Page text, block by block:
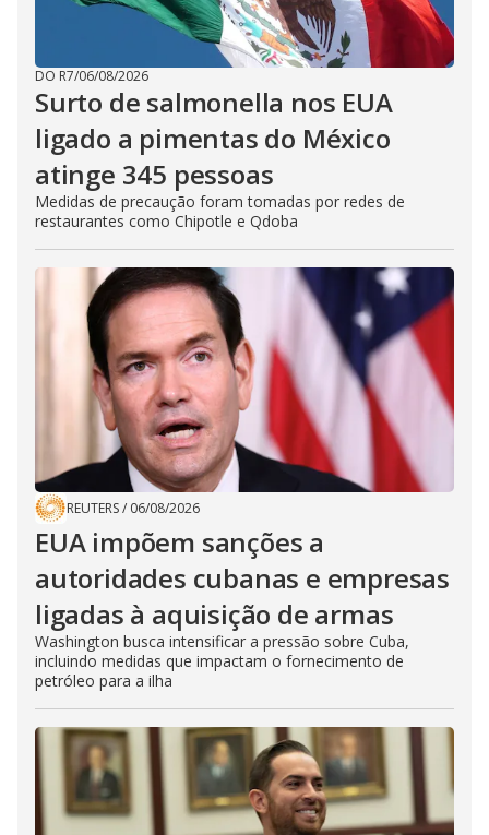
DO R7/06/08/2026
Surto de salmonella nos EUA
ligado a pimentas do México
atinge 345 pessoas
Medidas de precaução foram tomadas por redes de
restaurantes como Chipotle e Qdoba
REUTERS/ 06/08/2026
EUA impõem sanções a
autoridades cubanas e empresas
ligadas à aquisição de armas
Washington busca intensificar a pressão sobre Cuba,
incluindo medidas que impactam o fornecimento de
petróleo para a ilha